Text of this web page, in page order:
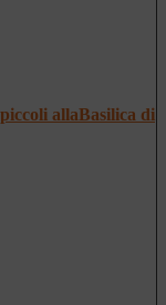
allaBasilica di